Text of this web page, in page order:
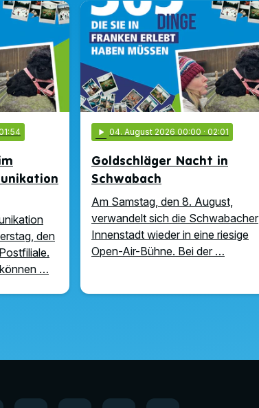
01:54
den
…
play_arrow 04. August 2026 00:00 · 02:01
Goldschläger Nacht in
Schwabach
Am Samstag, den 8. August,
verwandelt sich die Schwabacher
Innenstadt wieder in eine riesige
Open-Air-Bühne. Bei der …